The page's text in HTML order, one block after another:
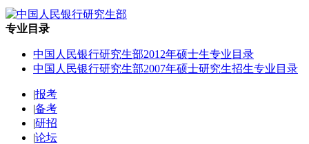
专业目录
中国人民银行研究生部2012年硕士生专业目录
中国人民银行研究生部2007年硕士研究生招生专业目录
|报考
|备考
|研招
|论坛